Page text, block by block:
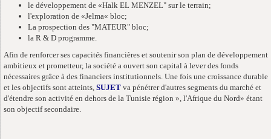
le développement de «Halk EL MENZEL" sur le terrain;
l'exploration de «Jelma« bloc;
La prospection des "MATEUR" bloc;
la R & D programme.
Afin de renforcer ses capacités financières et soutenir son plan de développement
ambitieux et prometteur, la société a ouvert son capital à lever des fonds
nécessaires grâce à des financiers institutionnels. Une fois une croissance durable
et les objectifs sont atteints, SUJET va pénétrer d'autres segments du marché et
d'étendre son activité en dehors de la Tunisie région », l'Afrique du Nord» étant
son objectif secondaire.